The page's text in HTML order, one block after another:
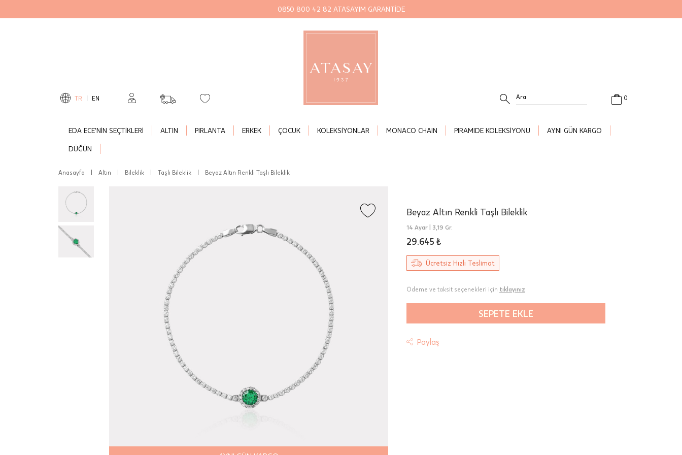
0850 800 42 82 ATASAYIM GARANTİDE
TR EN
EDA ECE'NİN SEÇTİKLERİ ALTIN PIRLANTA ERKEK ÇOCUK KOLEKSİYONLAR MONACO CHAIN PIRAMIDE KOLEKSİYONU AYNI GÜN KARGO
DÜĞÜN
0
Anasayfa Altın Bileklik Taşlı Bileklik Beyaz Altın Renkli Taşlı Bileklik
Beyaz Altın Renkli Taşlı Bileklik
14 Ayar | 3,19 Gr.
29.645 ₺
Ücretsiz Hızlı Teslimat
Ödeme ve taksit seçenekleri için tıklayınız
SEPETE EKLE
Paylaş
Teslimat
Siparişleriniz "HepsiJet Kargo" ile ücretsiz ve sigortalı olarak
16:00 arasında verilen siparişler için geçerlidir. Teslimat; sipariş verilen gün